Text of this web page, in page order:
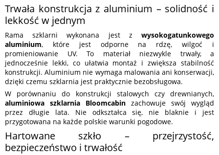
Trwała konstrukcja z aluminium – solidność i
lekkość w jednym
Rama szklarni wykonana jest z wysokogatunkowego
aluminium, które jest odporne na rdzę, wilgoć i
promieniowanie UV. To materiał niezwykle trwały, a
jednocześnie lekki, co ułatwia montaż i zwiększa stabilność
konstrukcji. Aluminium nie wymaga malowania ani konserwacji,
dzięki czemu szklarnia jest praktycznie bezobsługowa.
W porównaniu do konstrukcji stalowych czy drewnianych,
aluminiowa szklarnia Bloomcabin zachowuje swój wygląd
przez długie lata. Nie odkształca się, nie blaknie i jest
przygotowana na każde polskie warunki pogodowe.
Hartowane szkło – przejrzystość,
bezpieczeństwo i trwałość